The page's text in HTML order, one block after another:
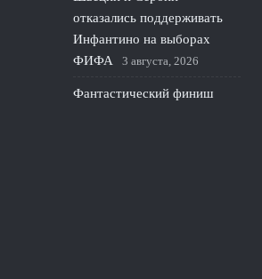
отказались поддерживать
Инфантино на выборах
ФИФА
3 августа, 2026
Фантастический финиш